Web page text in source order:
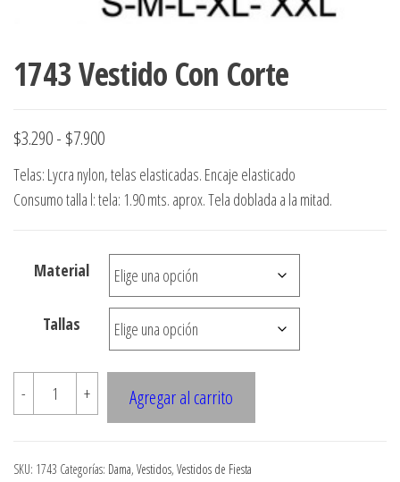
1743 Vestido Con Corte
$3.290- $7.900Rango
de
precios:
$3.290
hasta
$7.900
Telas: Lycra nylon, telas elasticadas. Encaje elasticado
Consumo talla l: tela: 1.90 mts. aprox. Tela doblada a la mitad.
Material
Tallas
-
1743
+ Agregar al carrito
SKU: 1743 Categorías: Dama, Vestidos, Vestidos de Fiesta